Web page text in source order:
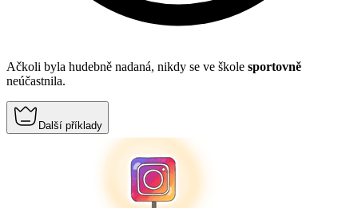
Ačkoli byla hudebně nadaná, nikdy se ve škole sportovně
neúčastnila.
Další příklady